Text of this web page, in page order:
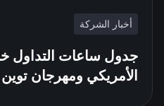
أخبار الشركة
جدول ساعات التداول
الأمريكي ومهرجان